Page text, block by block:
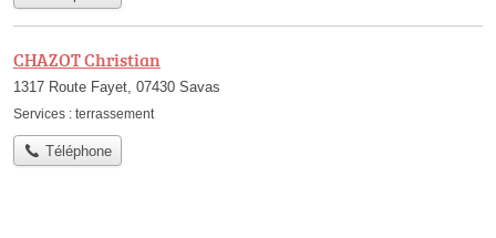
CHAZOT Christian
1317 Route Fayet, 07430 Savas
Services : terrassement
Téléphone